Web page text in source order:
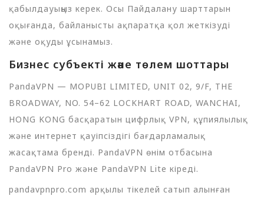
қабылдауыңыз керек. Осы Пайдалану шарттарын
оқығанда, байланысты ақпаратқа қол жеткізуді
және оқуды ұсынамыз.
Бизнес субъекті және төлем шоттары
PandaVPN — MOPUBI LIMITED, UNIT 02, 9/F, THE
BROADWAY, NO. 54–62 LOCKHART ROAD, WANCHAI,
HONG KONG басқаратын цифрлық VPN, құпиялылық
және интернет қауіпсіздігі бағдарламалық
жасақтама бренді. PandaVPN өнім отбасына
PandaVPN Pro және PandaVPN Lite кіреді.
pandavpnpro.com арқылы тікелей сатып алынған